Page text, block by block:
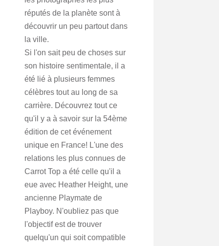
réputés de la planète sont à
découvrir un peu partout dans
la ville.
Si l'on sait peu de choses sur
son histoire sentimentale, il a
été lié à plusieurs femmes
célèbres tout au long de sa
carrière. Découvrez tout ce
qu'il y a à savoir sur la 54ème
édition de cet événement
unique en France! L'une des
relations les plus connues de
Carrot Top a été celle qu'il a
eue avec Heather Height, une
ancienne Playmate de
Playboy. N'oubliez pas que
l'objectif est de trouver
quelqu'un qui soit compatible